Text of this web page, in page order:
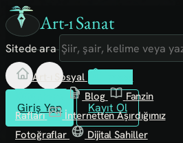
Art-ı Sanat
Sitede ara
Giriş Yap Kayıt Ol
Art-ı Sosyal
Blog
Fanzin
Rafları
İnternetten Aşırdığımız
Fotoğraflar
Dijital Sahiller